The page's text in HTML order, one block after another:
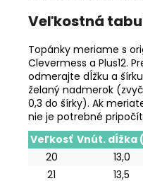
Veľkostná
Topánky meriame s
Clevermess a Plus12.
odmerajte dĺžku a
želaný nadmerok
0,3 do šírky). Ak
nie je potrebné
Veľkosť Vnút. dĺžka
20
13,0
21
13,5